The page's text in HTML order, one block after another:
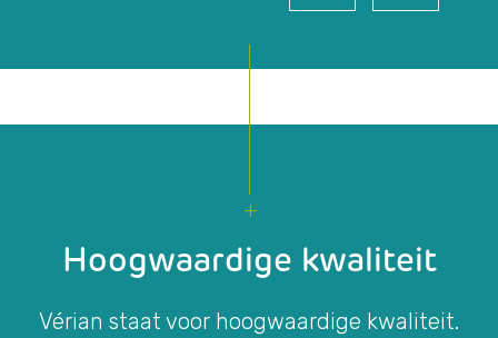
Hoogwaardige kwaliteit
Vérian staat voor hoogwaardige kwaliteit.